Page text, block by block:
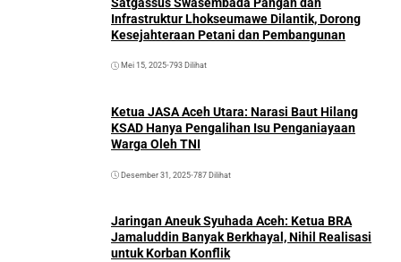
Infrastruktur Lhokseumawe Dilantik, Dorong
Kesejahteraan Petani dan Pembangunan
Mei 15, 2025•793 Dilihat
Ketua JASA Aceh Utara: Narasi Baut Hilang
KSAD Hanya Pengalihan Isu Penganiayaan
Warga Oleh TNI
Desember 31, 2025•787 Dilihat
Jaringan Aneuk Syuhada Aceh: Ketua BRA
Jamaluddin Banyak Berkhayal, Nihil Realisasi
untuk Korban Konflik